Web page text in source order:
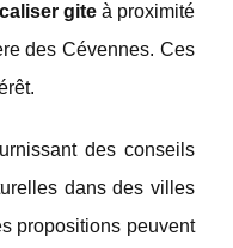
gite à proximité
des Cévennes. Ces
des conseils
dans des villes
propositions peuvent